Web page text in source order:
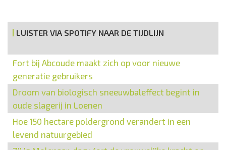
LUISTER VIA SPOTIFY NAAR DE TIJDLIJN
Fort bij Abcoude maakt zich op voor nieuwe
generatie gebruikers
Droom van biologisch sneeuwbaleffect begint in
oude slagerij in Loenen
Hoe 150 hectare poldergrond verandert in een
levend natuurgebied